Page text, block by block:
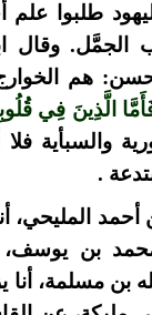
طلبوا علم
الجمَّل. وقال
هم
الَّذِينَ فِي
والسبأية
.
أحمد المليحي،
محمد بن
بن مسلمة، أنا